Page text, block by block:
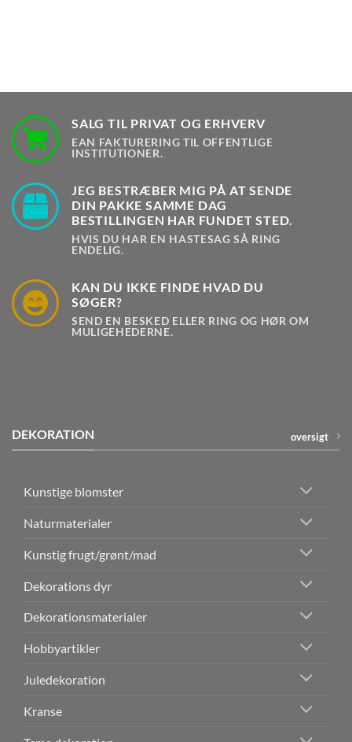
SALG TIL PRIVAT OG ERHVERV
EAN FAKTURERING TIL OFFENTLIGE
INSTITUTIONER.
JEG BESTRÆBER MIG PÅ AT SENDE
DIN PAKKE SAMME DAG
BESTILLINGEN HAR FUNDET STED.
HVIS DU HAR EN HASTESAG SÅ RING
ENDELIG.
KAN DU IKKE FINDE HVAD DU
SØGER?
SEND EN BESKED ELLER RING OG HØR OM
MULIGEHEDERNE.
DEKORATION oversigt
Kunstige blomster
Naturmaterialer
Kunstig frugt/grønt/mad
Dekorations dyr
Dekorationsmaterialer
Hobbyartikler
Juledekoration
Kranse